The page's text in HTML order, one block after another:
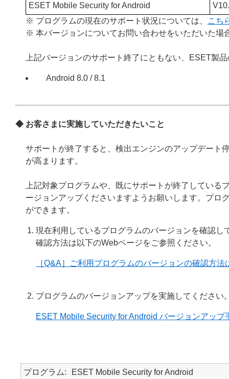
ESET Mobile Security for Android
※ プログラムの現在のサポート状況については、
こち
※ 本バージョンについてお問い合わせをいただいた場
上記バージョンのサポート終了にともない、ESET製
Android 8.0 / 8.1
◆ お客さまに実施していただきたいこと
サポートが終了すると、検出エンジンのアップデート
が高まります。
上記対象プログラムや、既にサポートが終了してい
ージョンアップくださいますようお願いします。プロ
ができます。
現在利用しているプログラムのバージョンを確認し
確認方法は以下のWebページをご参照ください。
［Q&A］ご利用プログラムのバージョンの確認方法
プログラムのバージョンアップを実施してください
ESET Mobile Security for Android バージョンアップ
プログラム ESET Mobile Security for Android